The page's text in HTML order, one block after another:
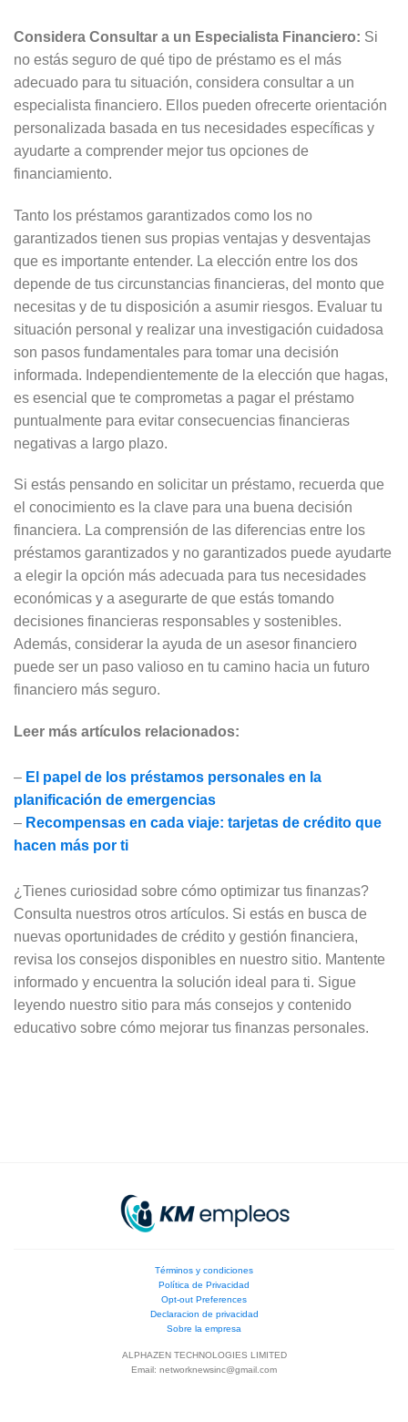
Considera Consultar a un Especialista Financiero: Si
no estás seguro de qué tipo de préstamo es el más
adecuado para tu situación, considera consultar a un
especialista financiero. Ellos pueden ofrecerte orientación
personalizada basada en tus necesidades específicas y
ayudarte a comprender mejor tus opciones de
financiamiento.
Tanto los préstamos garantizados como los no
garantizados tienen sus propias ventajas y desventajas
que es importante entender. La elección entre los dos
depende de tus circunstancias financieras, del monto que
necesitas y de tu disposición a asumir riesgos. Evaluar tu
situación personal y realizar una investigación cuidadosa
son pasos fundamentales para tomar una decisión
informada. Independientemente de la elección que hagas,
es esencial que te comprometas a pagar el préstamo
puntualmente para evitar consecuencias financieras
negativas a largo plazo.
Si estás pensando en solicitar un préstamo, recuerda que
el conocimiento es la clave para una buena decisión
financiera. La comprensión de las diferencias entre los
préstamos garantizados y no garantizados puede ayudarte
a elegir la opción más adecuada para tus necesidades
económicas y a asegurarte de que estás tomando
decisiones financieras responsables y sostenibles.
Además, considerar la ayuda de un asesor financiero
puede ser un paso valioso en tu camino hacia un futuro
financiero más seguro.
Leer más artículos relacionados:
– El papel de los préstamos personales en la
planificación de emergencias
– Recompensas en cada viaje: tarjetas de crédito que
hacen más por ti
¿Tienes curiosidad sobre cómo optimizar tus finanzas?
Consulta nuestros otros artículos. Si estás en busca de
nuevas oportunidades de crédito y gestión financiera,
revisa los consejos disponibles en nuestro sitio. Mantente
informado y encuentra la solución ideal para ti. Sigue
leyendo nuestro sitio para más consejos y contenido
educativo sobre cómo mejorar tus finanzas personales.
Términos y condiciones
Política de Privacidad
Opt-out Preferences
Declaracion de privacidad
Sobre la empresa
ALPHAZEN TECHNOLOGIES LIMITED
Email: networknewsinc@gmail.com